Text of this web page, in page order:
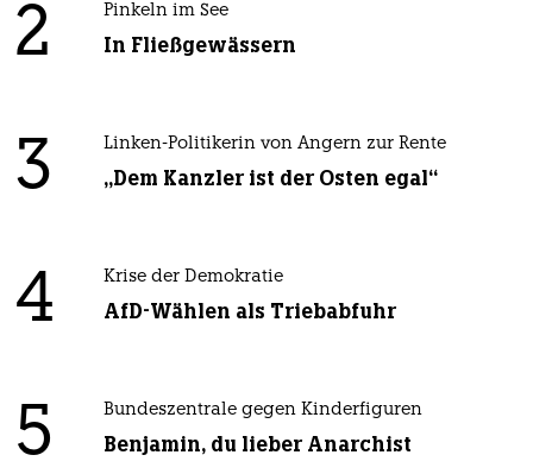
2 Pinkeln im See
In Fließgewässern
3 Linken-Politikerin von Angern zur Rente
„Dem Kanzler ist der Osten egal“
4 Krise der Demokratie
AfD-Wählen als Triebabfuhr
5 Bundeszentrale gegen Kinderfiguren
Benjamin, du lieber Anarchist